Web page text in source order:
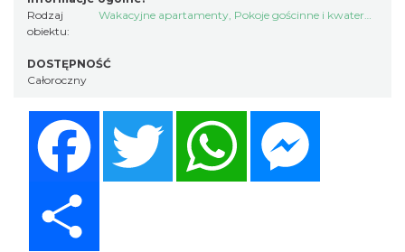
Rodzaj
obiektu:
Wakacyjne apartamenty, Pokoje gościnne i kwatery prywatne
DOSTĘPNOŚĆ
Całoroczny
Twitter WhatsApp